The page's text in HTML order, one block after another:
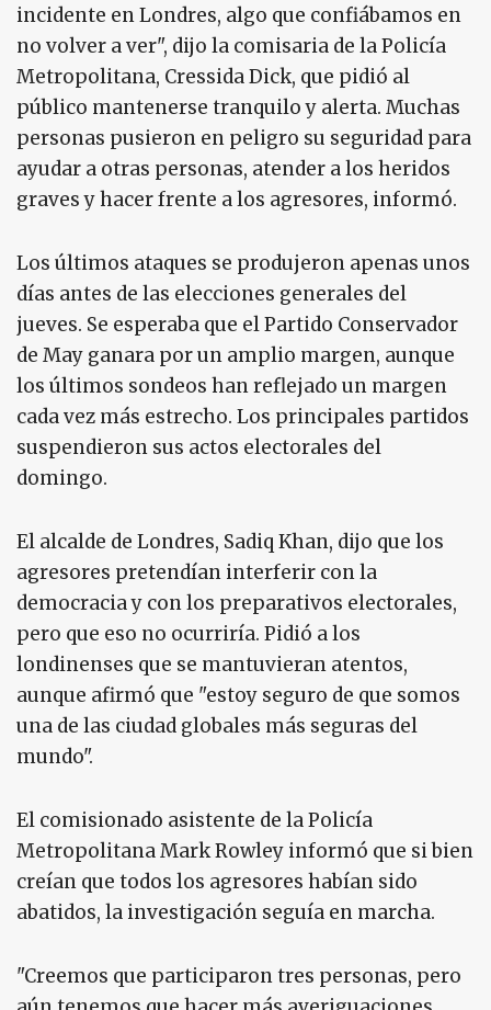
incidente en Londres, algo que confiábamos en
no volver a ver", dijo la comisaria de la Policía
Metropolitana, Cressida Dick, que pidió al
público mantenerse tranquilo y alerta. Muchas
personas pusieron en peligro su seguridad para
ayudar a otras personas, atender a los heridos
graves y hacer frente a los agresores, informó.
Los últimos ataques se produjeron apenas unos
días antes de las elecciones generales del
jueves. Se esperaba que el Partido Conservador
de May ganara por un amplio margen, aunque
los últimos sondeos han reflejado un margen
cada vez más estrecho. Los principales partidos
suspendieron sus actos electorales del
domingo.
El alcalde de Londres, Sadiq Khan, dijo que los
agresores pretendían interferir con la
democracia y con los preparativos electorales,
pero que eso no ocurriría. Pidió a los
londinenses que se mantuvieran atentos,
aunque afirmó que "estoy seguro de que somos
una de las ciudad globales más seguras del
mundo".
El comisionado asistente de la Policía
Metropolitana Mark Rowley informó que si bien
creían que todos los agresores habían sido
abatidos, la investigación seguía en marcha.
"Creemos que participaron tres personas, pero